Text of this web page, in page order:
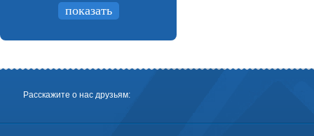
Расскажите о нас друзьям: